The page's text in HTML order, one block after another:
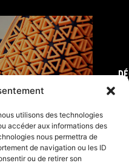
utilisons des technologies
accéder aux informations des
nous permettra de
de navigation ou les ID
ou de retirer son